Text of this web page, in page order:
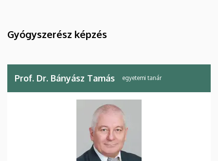
Gyógyszerész képzés
Prof. Dr. Bányász Tamás egyetemi tanár